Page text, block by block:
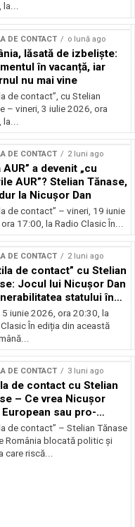
la...
DE CONTACT o lună ago
lăsată de izbeliște:
în vacanță, iar
nu mai vine
de contact”, cu Stelian
– vineri, 3 iulie 2026, ora
la...
DE CONTACT 2 luni ago
AUR” a devenit „cu
AUR”? Stelian Tănase,
la Nicușor Dan
de contact” – vineri, 19 iunie
17:00, la Radio Clasic În...
DE CONTACT 2 luni ago
de contact” cu Stelian
Jocul lui Nicușor Dan
statului în
5 iunie 2026, ora 20:30, la
În ediția din această
DE CONTACT 3 luni ago
de contact cu Stelian
– Ce vrea Nicușor
European sau pro-
de contact” – Stelian Tănase
România blocată politic și
care riscă...